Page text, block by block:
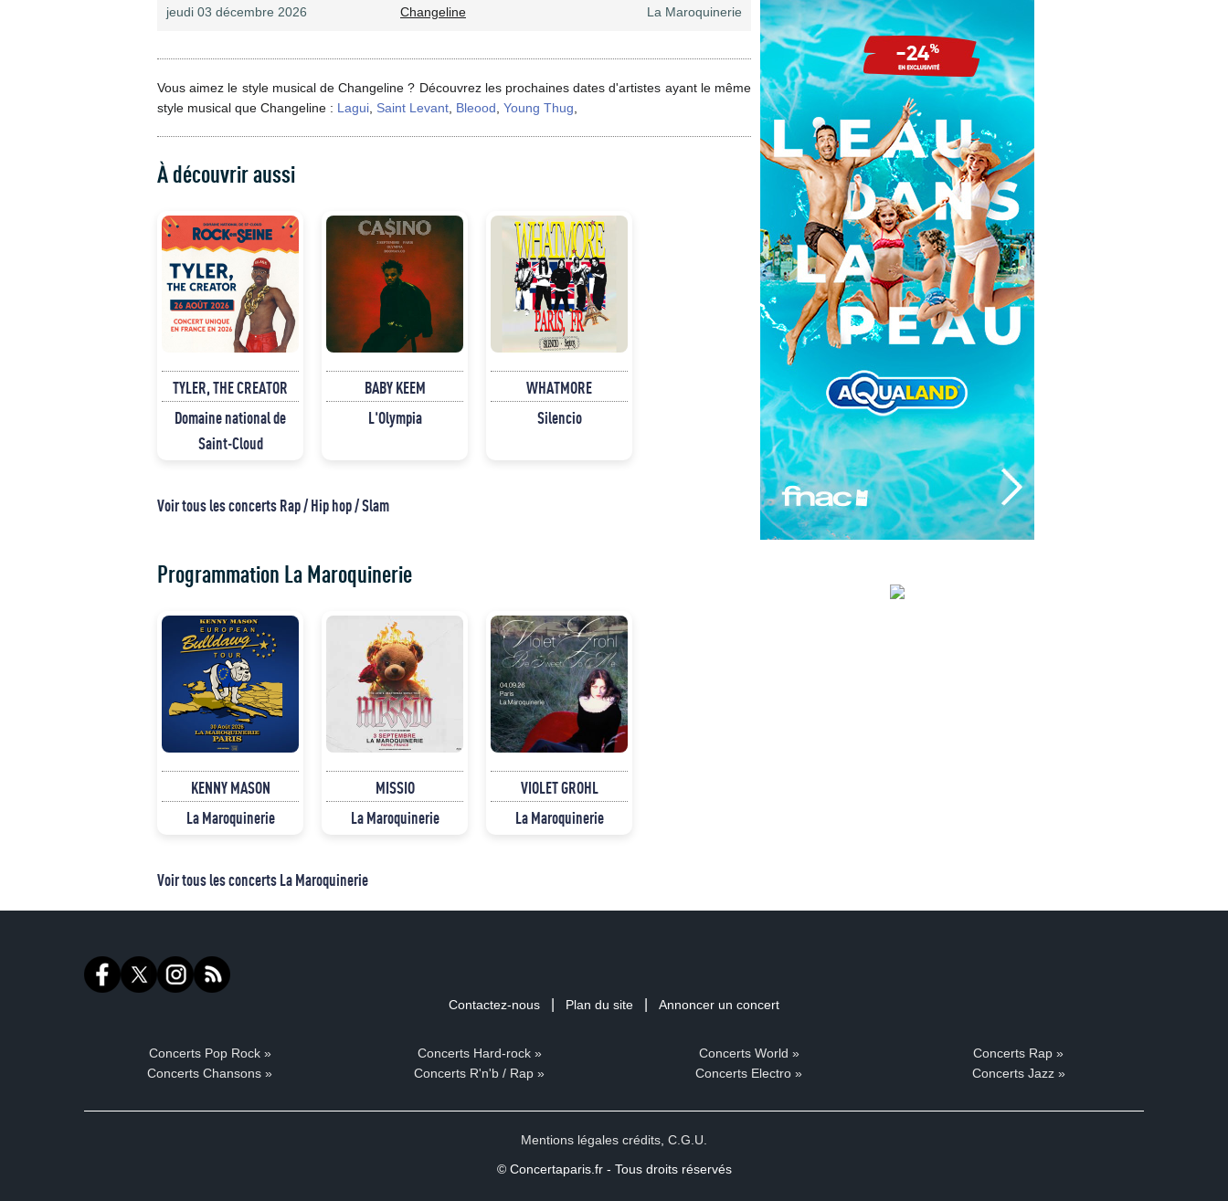
jeudi 03 décembre 2026 Changeline La Maroquinerie
Vous aimez le style musical de Changeline ? Découvrez les prochaines dates d'artistes ayant le même
style musical que Changeline : Lagui Saint Levant Bleood Young Thug
À découvrir aussi
TYLER, THE CREATOR
Domaine national de
Saint-Cloud
BABY KEEM
L'Olympia
WHATMORE
Silencio
Voir tous les concerts Rap / Hip hop / Slam
Programmation La Maroquinerie
KENNY MASON
La Maroquinerie
MISSIO
La Maroquinerie
VIOLET GROHL
La Maroquinerie
Voir tous les concerts La Maroquinerie
Contactez-nous Plan du site Annoncer un concert
Concerts Pop Rock »
Concerts Chansons »
Concerts Hard-rock »
Concerts R'n'b / Rap »
Concerts World »
Concerts Electro »
Concerts Rap »
Concerts Jazz »
Mentions légales crédits C.G.U.
© Concertaparis.fr - Tous droits réservés